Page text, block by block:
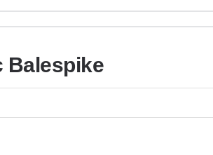
Balespike